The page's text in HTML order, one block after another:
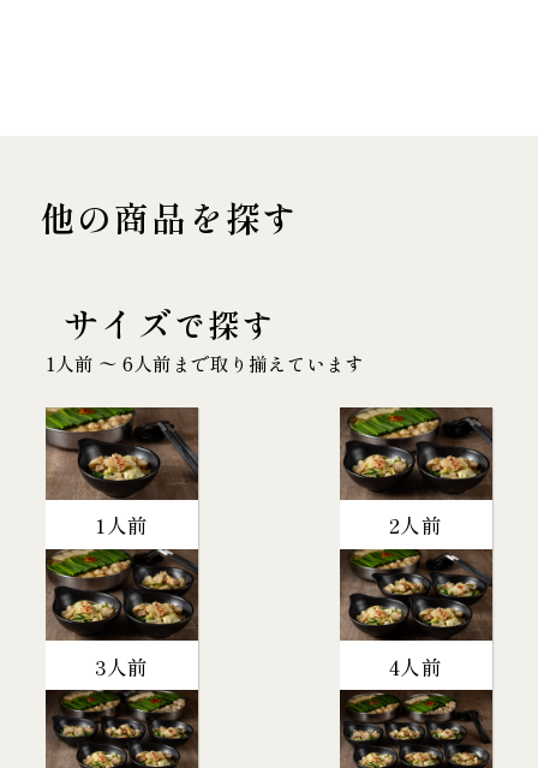
他の商品を探す
サイズで探す
1人前 〜 6人前まで取り揃えています
1人前 2人前
3人前 4人前